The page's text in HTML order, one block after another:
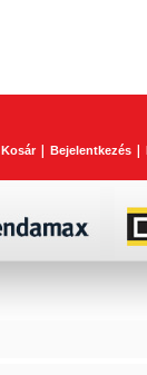
Kosár Bejelentkezés